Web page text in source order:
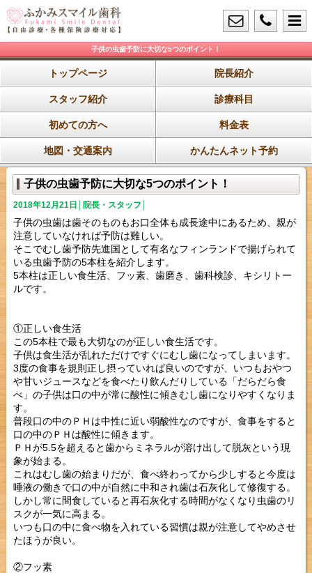
子供の虫歯予防に大切な5つのポイント！
トップページ 院長紹介
スタッフ紹介 診療科目
初めての方へ 料金表
地図・交通案内 かんたんネット予約
子供の虫歯予防に大切な5つのポイント！
2018年12月21日│院長・スタッフ│
子供の虫歯は歯そのものもお口全体も成長途中にあるため、親が
注意していなければ予防は難しい。
そこでむし歯予防先進国として有名なフィンランドで揚げられて
いる虫歯予防の5本柱を紹介します。
5本柱は正しい食生活、フッ素、歯磨き、歯科検診、キシリトー
ルです。
①正しい食生活
この5本柱で最も大切なのが正しい食生活です。
子供は食生活が乱れただけですぐにむし歯になってしまいます。
3度の食事を規則正し摂っていれば良いのですが、いつもおやつ
や甘いジュースなどを食べたり飲んだりしている「だらだら食
べ」の子供は口の中が常に酸性に傾きむし歯になりやすくなりま
す。
普段口の中のＰＨは中性に近い弱酸性なのですが、食事をすると
口の中のＰＨは酸性に傾きます。
ＰＨが5.5を超えると歯からミネラルが溶け出して脱灰という現
象が始まる。
これはむし歯の始まりだが、食べ終わってから少しすると今度は
唾液の働きで口の中が自然に中和され歯は石灰化して修復する。
しかし常に間食していると再石灰化する時間がなくなり虫歯のリ
スクが一気に高まる。
いつも口の中に食べ物を入れている習慣は親が注意してやめさせ
たほうが良い。
②フッ素